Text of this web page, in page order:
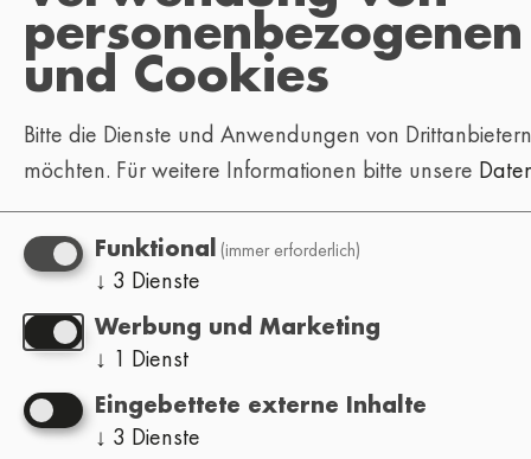
Rechte der betroffenen Personen
Datenschutz (DSG) hat jede betroffene Person
das Recht, Auskunft über ihre
personenbezogenen Daten zu verlangen, diese
berichtigen oder löschen zu lassen. Anfragen
können an folgende Adresse gerichtet werden:
info@lofi-festival.com.
Änderungen der
Datenschutzerklärung
und Cookies
Bitte die Dienste und Anwendungen von
möchten. Für weitere Informationen bitte unsere
Funktional (immer erforderlich)
↓ 3 Dienste
Werbung und Marketing
↓ 1 Dienst
Eingebettete externe Inhalte
↓ 3 Dienste